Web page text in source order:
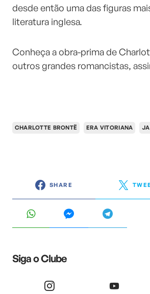
desde então uma das figuras
literatura inglesa.
Conheça a obra-prima de
outros grandes romancistas,
CHARLOTTE BRONTË ERA VITORIANA
SHARE
Siga o Clube